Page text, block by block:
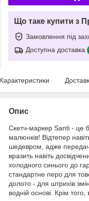
Що таке купити з
Замовлення під
Доступна доставка
Опис
Скетч-маркер Santi - це
малюнків! Відтепер
шедевром, адже
вразить навіть
холодного синього до
стандартне перо для
долото - для штрихів
водній основі. Крім